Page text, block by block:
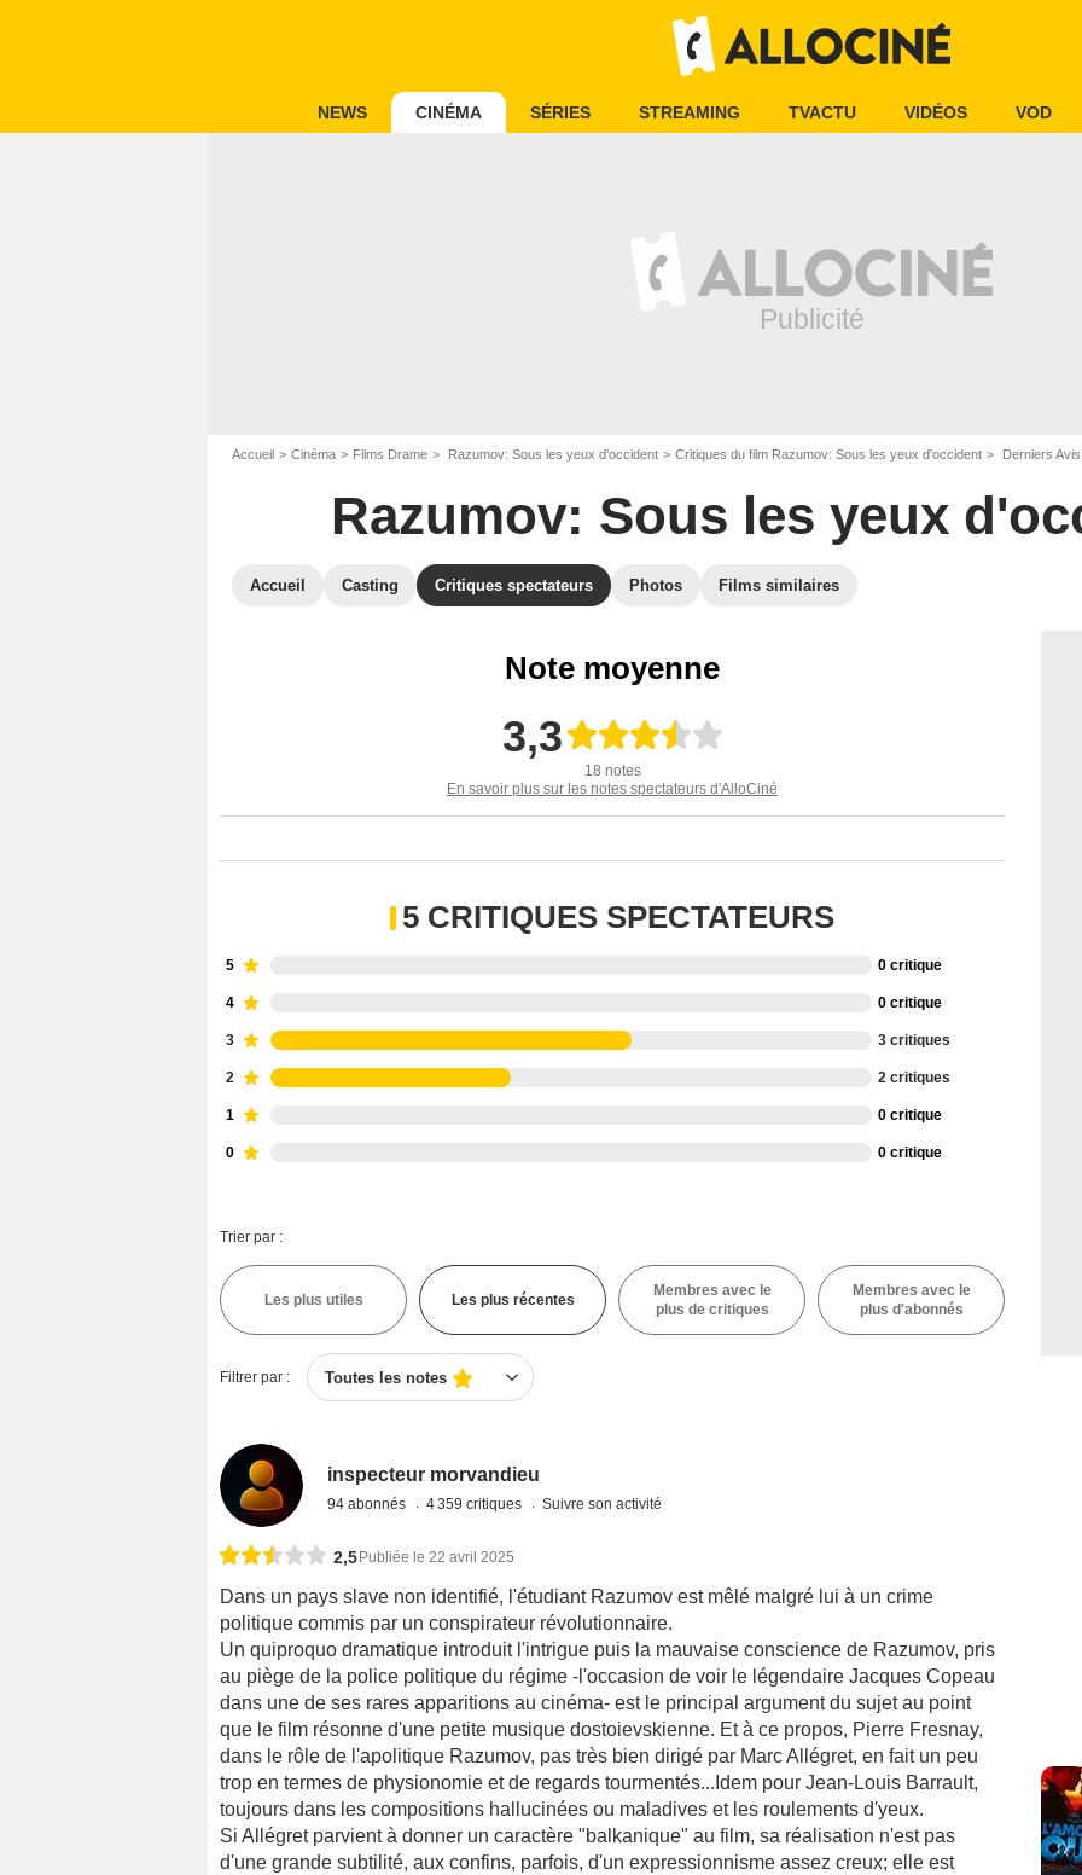
NEWS CINÉMA SÉRIES STREAMING TVACTU VIDÉOS VOD
Accueil Cinéma Films Drame Razumov: Sous les yeux d'occident Critiques du film Razumov: Sous les yeux d'occident Derniers
Razumov: Sous les yeux
Accueil Casting Critiques spectateurs Photos Films similaires
Note moyenne
3,3
18 notes
En savoir plus sur les notes spectateurs d'AlloCiné
5 CRITIQUES SPECTATEURS
5 0 critique
4 0 critique
3 3 critiques
2 2 critiques
1 0 critique
0 0 critique
Trier par :
Les plus utiles Les plus récentes
Membres avec le
plus de critiques
Membres avec le
plus d'abonnés
Filtrer par : Toutes les notes
inspecteur morvandieu
94 abonnés 4 359 critiques Suivre son activité
2,5 Publiée le 22 avril 2025
Dans un pays slave non identifié, l'étudiant Razumov est mêlé malgré lui à un crime
politique commis par un conspirateur révolutionnaire.
Un quiproquo dramatique introduit l'intrigue puis la mauvaise conscience de Razumov, pris
au piège de la police politique du régime -l'occasion de voir le légendaire Jacques Copeau
dans une de ses rares apparitions au cinéma- est le principal argument du sujet au point
que le film résonne d'une petite musique dostoievskienne. Et à ce propos, Pierre Fresnay,
dans le rôle de l'apolitique Razumov, pas très bien dirigé par Marc Allégret, en fait un peu
trop en termes de physionomie et de regards tourmentés...Idem pour Jean-Louis Barrault,
toujours dans les compositions hallucinées ou maladives et les roulements d'yeux.
Si Allégret parvient à donner un caractère "balkanique" au film, sa réalisation n'est pas
d'une grande subtilité, aux confins, parfois, d'un expressionnisme assez creux; elle est